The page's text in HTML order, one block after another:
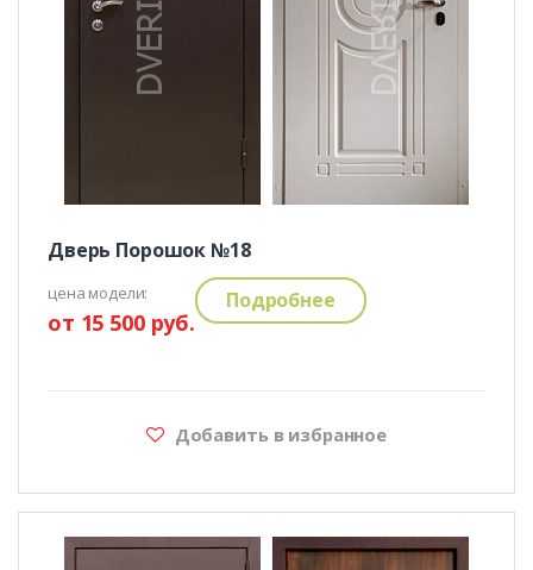
Дверь Порошок №18
цена модели:
от 15 500 руб.
Подробнее
Добавить в избранное